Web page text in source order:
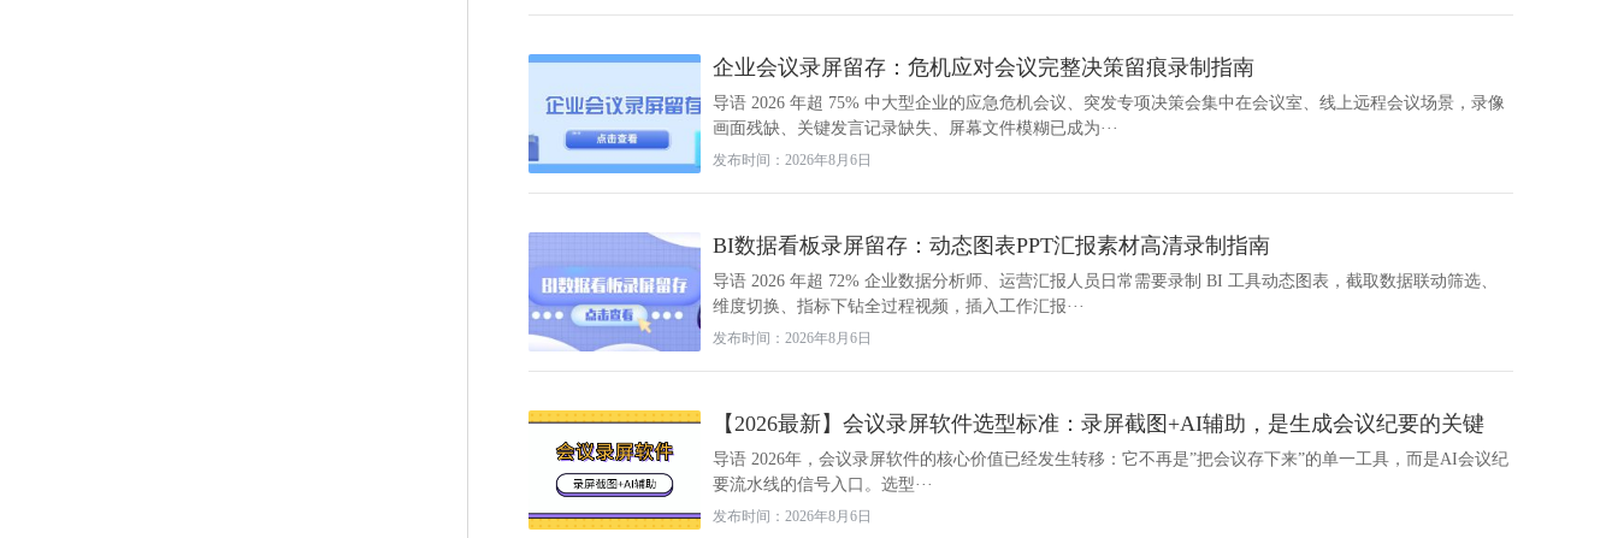
企业会议录屏留存：危机应对会议完整决策留痕录制指南
导语 2026 年超 75% 中大型企业的应急危机会议、突发专项决策会集中在会议室、线上远程会议场景，录像
画面残缺、关键发言记录缺失、屏幕文件模糊已成为···
发布时间：2026年8月6日
BI数据看板录屏留存：动态图表PPT汇报素材高清录制指南
导语 2026 年超 72% 企业数据分析师、运营汇报人员日常需要录制 BI 工具动态图表，截取数据联动筛选、
维度切换、指标下钻全过程视频，插入工作汇报···
发布时间：2026年8月6日
【2026最新】会议录屏软件选型标准：录屏截图+AI辅助，是生成会议纪要的关键
导语 2026年，会议录屏软件的核心价值已经发生转移：它不再是”把会议存下来”的单一工具，而是AI会议纪
要流水线的信号入口。选型···
发布时间：2026年8月6日